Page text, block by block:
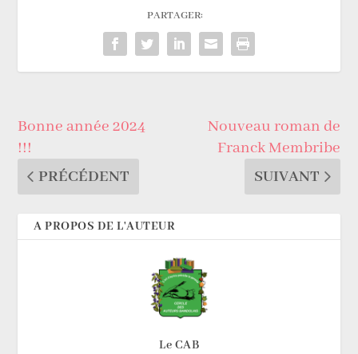
PARTAGER:
Bonne année 2024
!!!
PRÉCÉDENT
Nouveau roman de
Franck Membribe
SUIVANT
A PROPOS DE L'AUTEUR
Le CAB